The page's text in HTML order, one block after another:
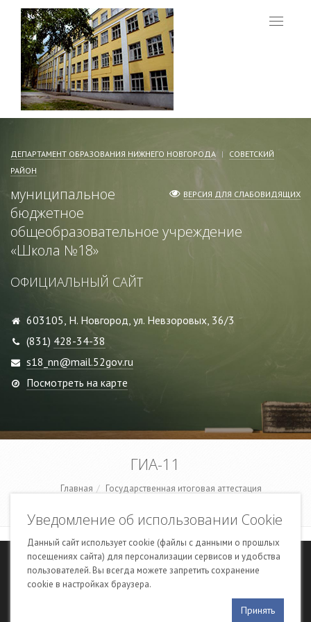
Уведомление об использовании Cookie
Данный сайт использует cookie (файлы с данными о прошлых
посещениях сайта) для персонализации сервисов и удобства
пользователей. Вы всегда можете запретить сохранение
cookie в настройках браузера.
Принять
Меню
ДЕПАРТАМЕНТ ОБРАЗОВАНИЯ НИЖНЕГО НОВГОРОДА
СОВЕТСКИЙ
РАЙОН
ВЕРСИЯ ДЛЯ СЛАБОВИДЯЩИХ
муниципальное
бюджетное
общеобразовательное учреждение
«Школа №18»
ОФИЦИАЛЬНЫЙ САЙТ
603105, Н. Новгород, ул. Невзоровых, 36/3
(831) 428-34-38
s18_nn@mail.52gov.ru
Посмотреть на карте
ГИА-11
Главная
Государственная итоговая аттестация
© 2017–2025 муниципальное бюджетное общеобразовательное
учреждение «Школа № 18»
Сетевые экспертные системы» на платформе